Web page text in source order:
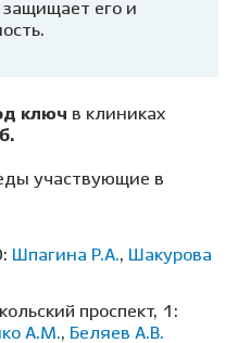
защищает его и
ключ в клиниках
участвующие в
Шпагина Р.А., Шакурова
проспект, 1:
А.М., Беляев А.В.